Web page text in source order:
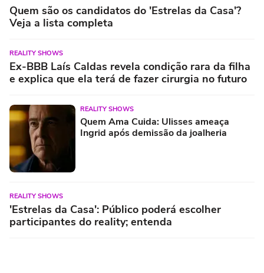
Quem são os candidatos do 'Estrelas da Casa'?
Veja a lista completa
REALITY SHOWS
Ex-BBB Laís Caldas revela condição rara da filha
e explica que ela terá de fazer cirurgia no futuro
REALITY SHOWS
Quem Ama Cuida: Ulisses ameaça
Ingrid após demissão da joalheria
REALITY SHOWS
'Estrelas da Casa': Público poderá escolher
participantes do reality; entenda